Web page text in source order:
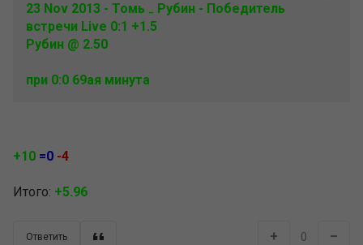
23 Nov 2013 - Томь ₋ Рубин - Победитель
встречи Live 0:1 +1.5
Рубин @ 2.50
при 0:0 69ая минута
+10 =0 -4
Итого: +5.96
Ответить + 0 –